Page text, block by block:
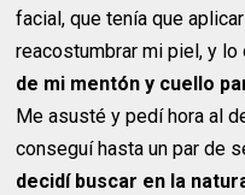
facial, que tenía que
reacostumbrar mi piel, y
de mi mentón y cuello
Me asusté y pedí hora al
conseguí hasta un par de
decidí buscar en la